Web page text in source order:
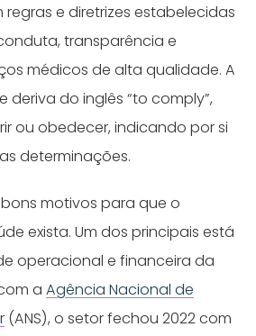
e diretrizes estabelecidas
transparência e
médicos de alta qualidade. A
do inglês “to comply”,
ou obedecer, indicando por si
determinações.
bons motivos para que o
exista. Um dos principais está
operacional e financeira da
aAgência Nacional de
(ANS), o setor fechou 2022 com